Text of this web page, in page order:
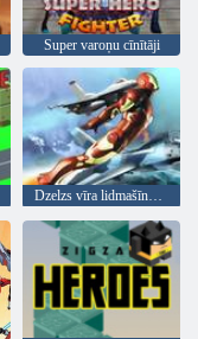
Super varoņu cīnītāji
Dzelzs vīra lidmašīnu karš